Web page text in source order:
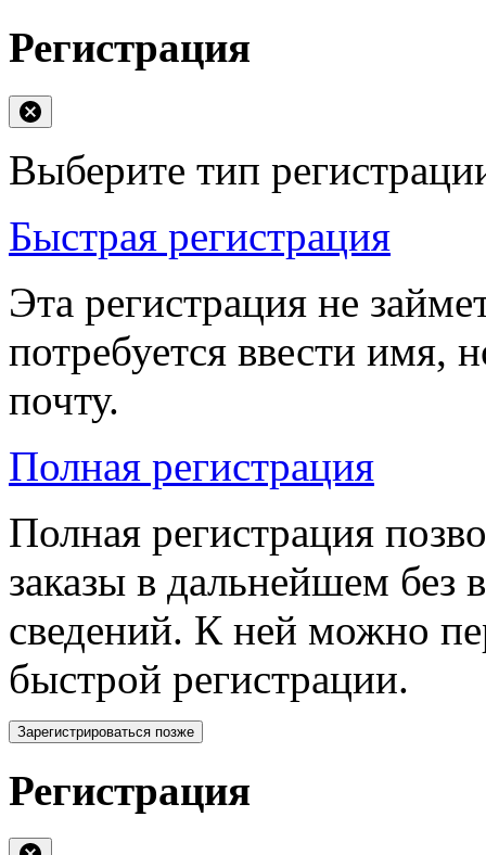
Регистрация
Выберите тип
Быстрая регистрация
Эта регистрация не
потребуется ввести имя,
почту.
Полная регистрация
Полная регистрация
заказы в дальнейшем без
сведений. К ней можно
быстрой регистрации.
Зарегистрироваться позже
Регистрация